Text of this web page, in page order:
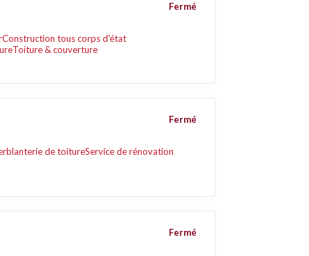
Construction tous corps d'état
Toiture & couverture
Fermé
de toitureService de rénovation
Fermé
Fermé